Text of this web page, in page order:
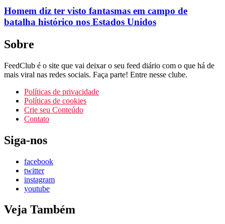
Homem diz ter visto fantasmas em campo de
batalha histórico nos Estados Unidos
Sobre
FeedClub é o site que vai deixar o seu feed diário com o que há de
mais viral nas redes sociais. Faça parte! Entre nesse clube.
Políticas de privacidade
Políticas de cookies
Crie seu Conteúdo
Contato
Siga-nos
facebook
twitter
instagram
youtube
Veja Também